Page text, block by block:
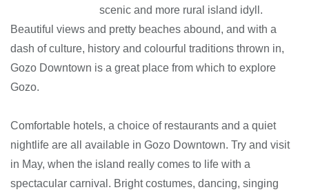
scenic and more rural island idyll.
Beautiful views and pretty beaches abound, and with a
dash of culture, history and colourful traditions thrown in,
Gozo Downtown is a great place from which to explore
Gozo.
Comfortable hotels, a choice of restaurants and a quiet
nightlife are all available in Gozo Downtown. Try and visit
in May, when the island really comes to life with a
spectacular carnival. Bright costumes, dancing, singing